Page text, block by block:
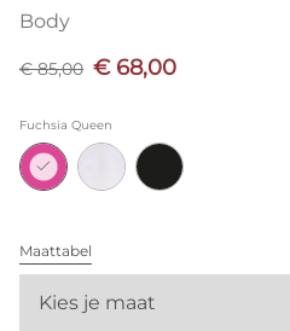
Body
€ 85,00 € 68,00
Fuchsia Queen
Maattabel
Kies je maat